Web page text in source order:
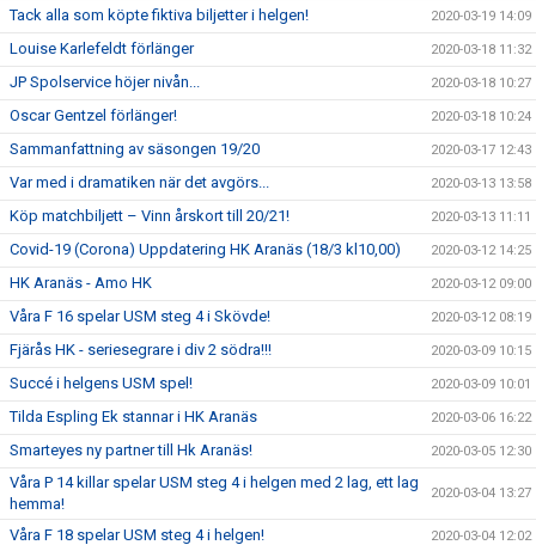
Tack alla som köpte fiktiva biljetter i helgen! 2020-03-19 14:09
Louise Karlefeldt förlänger 2020-03-18 11:32
JP Spolservice höjer nivån... 2020-03-18 10:27
Oscar Gentzel förlänger! 2020-03-18 10:24
Sammanfattning av säsongen 19/20 2020-03-17 12:43
Var med i dramatiken när det avgörs... 2020-03-13 13:58
Köp matchbiljett – Vinn årskort till 20/21! 2020-03-13 11:11
Covid-19 (Corona) Uppdatering HK Aranäs (18/3 kl10,00) 2020-03-12 14:25
HK Aranäs - Amo HK 2020-03-12 09:00
Våra F 16 spelar USM steg 4 i Skövde! 2020-03-12 08:19
Fjärås HK - seriesegrare i div 2 södra!!! 2020-03-09 10:15
Succé i helgens USM spel! 2020-03-09 10:01
Tilda Espling Ek stannar i HK Aranäs 2020-03-06 16:22
Smarteyes ny partner till Hk Aranäs! 2020-03-05 12:30
Våra P 14 killar spelar USM steg 4 i helgen med 2 lag, ett lag
hemma!
2020-03-04 13:27
Våra F 18 spelar USM steg 4 i helgen! 2020-03-04 12:02